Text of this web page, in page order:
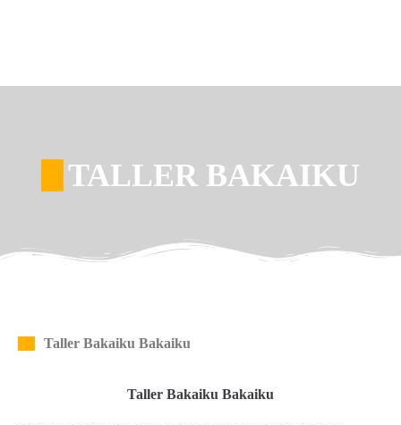
TALLER BAKAIKU
Taller Bakaiku Bakaiku
Taller Bakaiku Bakaiku